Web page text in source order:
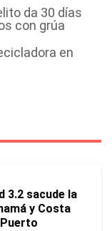
da 30 días
con grúa
en
3.2 sacude la
y Costa